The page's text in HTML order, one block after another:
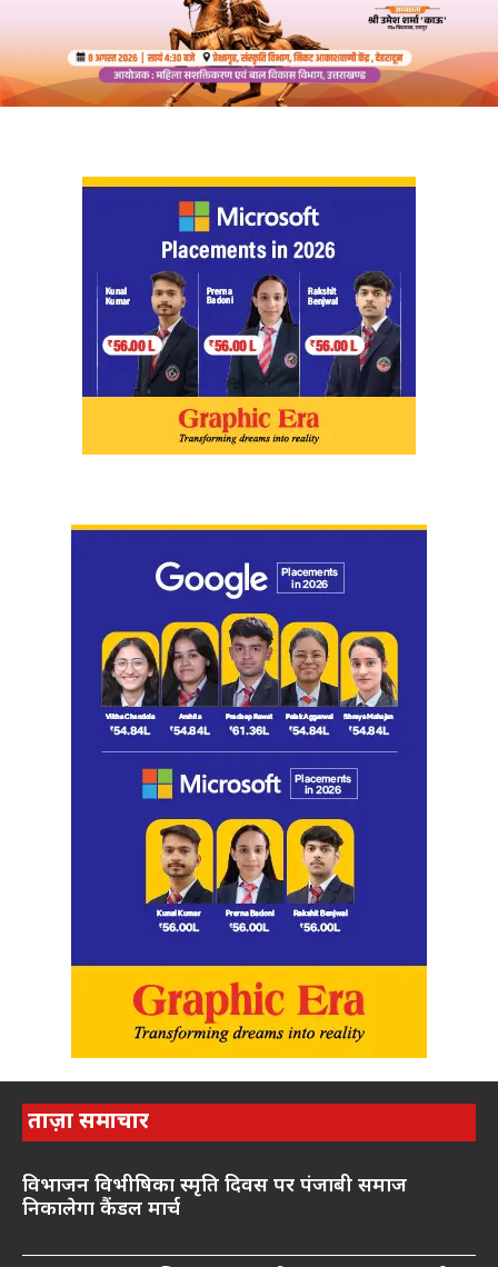
ताज़ा समाचार
विभाजन विभीषिका स्मृति दिवस पर पंजाबी समाज
निकालेगा कैंडल मार्च